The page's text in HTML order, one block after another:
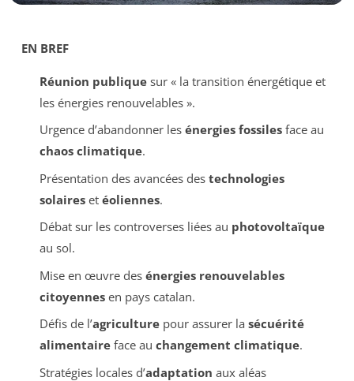
EN BREF
Réunion publiquesur « la transition énergétique et
les énergies renouvelables ».
Urgence d’abandonner les énergies fossilesface au
chaos climatique.
Présentation des avancées des technologies
solaireset éoliennes.
Débat sur les controverses liées au photovoltaïque
au sol.
Mise en œuvre des énergies renouvelables
citoyennesen pays catalan.
Défis de l’agriculturepour assurer la sécuérité
alimentaireface au changement climatique.
Stratégies locales d’adaptation aux aléas